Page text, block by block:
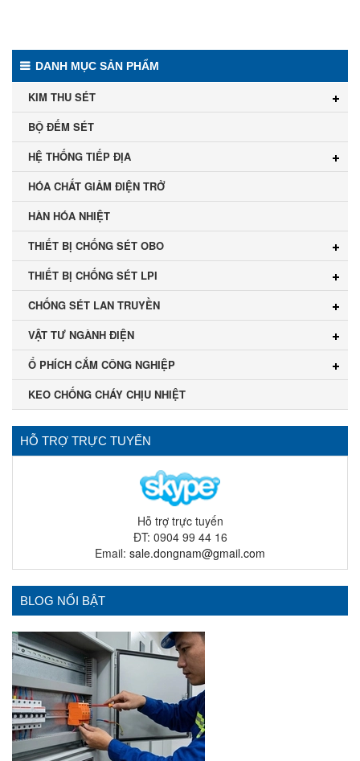
DANH MỤC SẢN PHẨM
KIM THU SÉT
BỘ ĐẾM SÉT
HỆ THỐNG TIẾP ĐỊA
HÓA CHẤT GIẢM ĐIỆN TRỞ
HÀN HÓA NHIỆT
THIẾT BỊ CHỐNG SÉT OBO
THIẾT BỊ CHỐNG SÉT LPI
CHỐNG SÉT LAN TRUYỀN
VẬT TƯ NGÀNH ĐIỆN
Ổ PHÍCH CẮM CÔNG NGHIỆP
KEO CHỐNG CHÁY CHỊU NHIỆT
HỖ TRỢ TRỰC TUYẾN
Hỗ trợ trực tuyến
ĐT: 0904 99 44 16
Email: sale.dongnam@gmail.com
BLOG NỔI BẬT